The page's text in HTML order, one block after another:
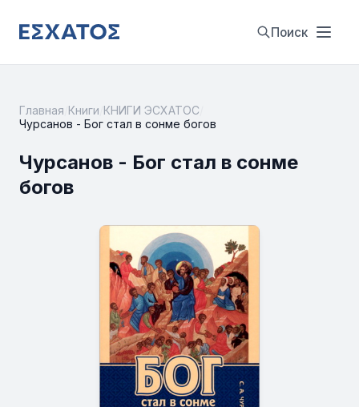
Поиск
Главная Книги КНИГИ ЭСХАТОС
Чурсанов - Бог стал в сонме богов
Чурсанов - Бог стал в сонме
богов